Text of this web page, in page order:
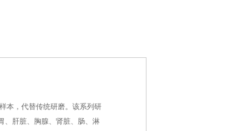
本，代替传统研磨。该系列研
、肝脏、胸腺、肾脏、肠、淋